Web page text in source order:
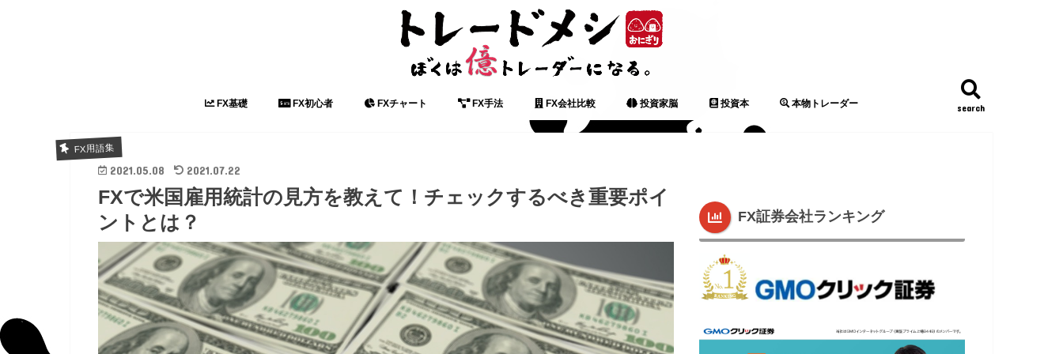
search
FX基礎 FX初心者
経済指標
相場格言
名言
FXチャート FX手法 FX会社比較
LINE FX
SBI FXトレード
ネオモバFX
みんなのFX
FXなび
投資家脳 投資本
株式投資本
マネーリテラシー本
本物トレーダー
FX用語集
2021.05.08 2021.07.22
FXで米国雇用統計の見方を教えて！チェックするべき重要ポイ
ントとは？
FX証券会社ランキング